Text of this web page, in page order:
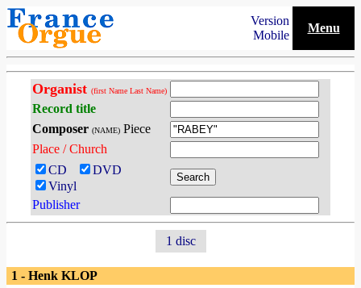
Version
Mobile
Menu
Organist (first Name Last Name)
Record title
Composer (NAME) Piece
Place / Church
CD
DVD
Vinyl
Publisher
1 disc
1 - Henk KLOP